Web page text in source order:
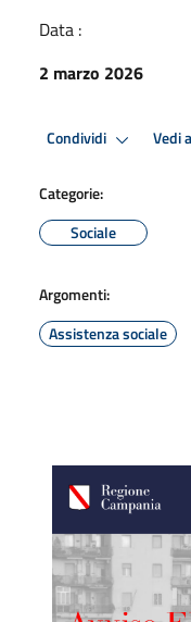
Data :
2 marzo 2026
Condividi Vedi
Categorie:
Sociale
Argomenti:
Assistenza sociale